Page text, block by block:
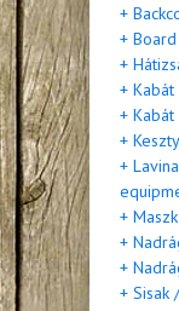
+
+
+
+
+ Kabát
+
+
+
+
+
+ Sisak